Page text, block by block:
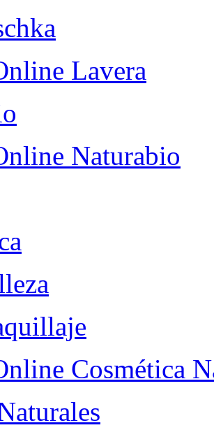
Lavera
Naturabio
Cosmética